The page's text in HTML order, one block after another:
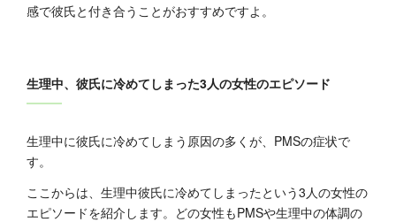
感で彼氏と付き合うことがおすすめですよ。
生理中、彼氏に冷めてしまった3人の女性のエピソード
生理中に彼氏に冷めてしまう原因の多くが、PMSの症状で
す。
ここからは、生理中彼氏に冷めてしまったという3人の女性の
エピソードを紹介します。どの女性もPMSや生理中の体調の